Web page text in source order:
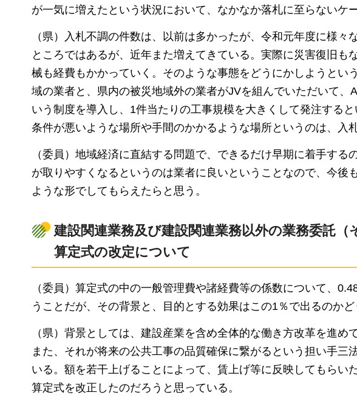
が一気に増えたという状況において、なかなか落札に至らないケ
（県）入札不調の件数は、以前は多かったが、令和元年度に様
ところではあるが、近年また増えてきている。実際に災害復旧
械も経費もかかっていく。そのような事態をどうにかしようとい
域の業者と、県内の被災地域外の業者がJVを組んでいただいて、
いう制度を導入し、1件当たりの工事規模を大きくして発注する
条件が悪いような場所や手間のかかるような場所というのは、入
（委員）地域経済に直結する問題で、できるだけ早期に着手す
が取りやすくなるというのは業者に良いということなので、今後
ような形でしてもらえたらと思う。
建設関連業務及び建設関連業務以外の業務委託
算定式の改定について
（委員）算定式の中の一般管理費や諸経費等の係数について、
うことだが、その背景と、目的とする効果はこの1％で出るのかど
（県）背景としては、建設産業を含め全体的な働き方改革を進め
また、それが将来の公共工事の品質確保に繋がるという担い手三
いる。額を若干上げることによって、賃上げ等に反映してもらい
算定式を改正したのだろうと思っている。